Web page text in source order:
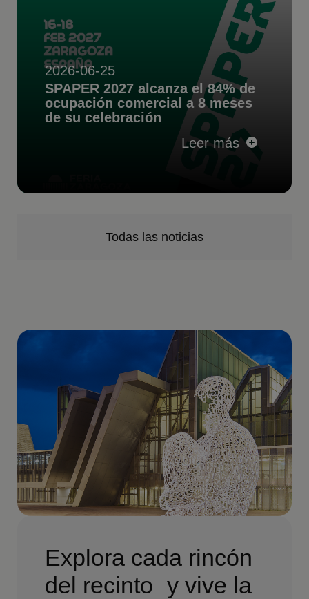
2026-06-25
SPAPER 2027 alcanza el 84% de
ocupación comercial a 8 meses
de su celebración
Leer más
Todas las noticias
Explora cada rincón
del recinto y vive la